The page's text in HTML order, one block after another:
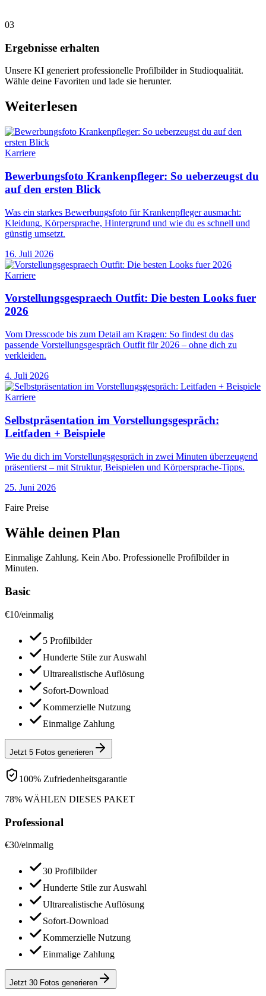
03
Ergebnisse erhalten
Unsere KI generiert professionelle Profilbilder in Studioqualität.
Wähle deine Favoriten und lade sie herunter.
Weiterlesen
Karriere
Bewerbungsfoto Krankenpfleger: So ueberzeugst du
auf den ersten Blick
Was ein starkes Bewerbungsfoto für Krankenpfleger ausmacht:
Kleidung, Körpersprache, Hintergrund und wie du es schnell und
günstig umsetzt.
16. Juli 2026
Karriere
Vorstellungsgespraech Outfit: Die besten Looks fuer
2026
Vom Dresscode bis zum Detail am Kragen: So findest du das
passende Vorstellungsgespräch Outfit für 2026 – ohne dich zu
verkleiden.
4. Juli 2026
Karriere
Selbstpräsentation im Vorstellungsgespräch:
Leitfaden + Beispiele
Wie du dich im Vorstellungsgespräch in zwei Minuten überzeugend
präsentierst – mit Struktur, Beispielen und Körpersprache-Tipps.
25. Juni 2026
Faire Preise
Wähle deinen Plan
Einmalige Zahlung. Kein Abo. Professionelle Profilbilder in
Minuten.
Basic
€10/einmalig
5 Profilbilder
Hunderte Stile zur Auswahl
Ultrarealistische Auflösung
Sofort-Download
Kommerzielle Nutzung
Einmalige Zahlung
Jetzt 5 Fotos generieren
100% Zufriedenheitsgarantie
78% WÄHLEN DIESES PAKET
Professional
€30/einmalig
30 Profilbilder
Hunderte Stile zur Auswahl
Ultrarealistische Auflösung
Sofort-Download
Kommerzielle Nutzung
Einmalige Zahlung
Jetzt 30 Fotos generieren